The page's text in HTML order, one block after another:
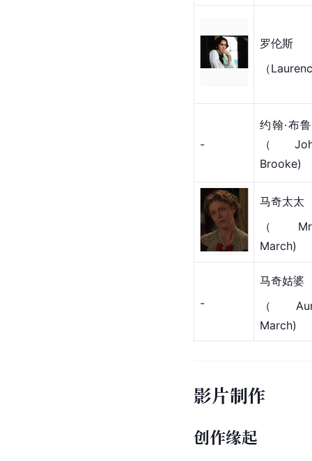
罗伦斯
（
-
约翰·布
（
Brooke)
马奇太太
（
March)
-
马奇姑婆
（
March)
影片制作
创作缘起